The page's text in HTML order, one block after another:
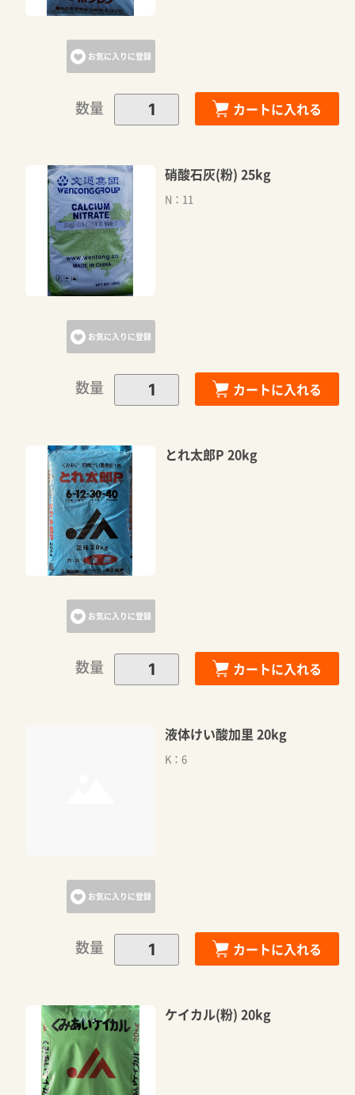
お気に入りに登録
数量 カートに入れる
お気に入りに登録
硝酸石灰(粉) 25kg
N：11
数量 カートに入れる
お気に入りに登録
とれ太郎P 20kg
数量 カートに入れる
お気に入りに登録
液体けい酸加里 20kg
K：6
数量 カートに入れる
ケイカル(粉) 20kg